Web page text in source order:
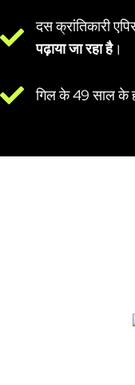
दस क्रांतिकारी
पढ़ाया जा रहा है।
गिल के 49 साल के